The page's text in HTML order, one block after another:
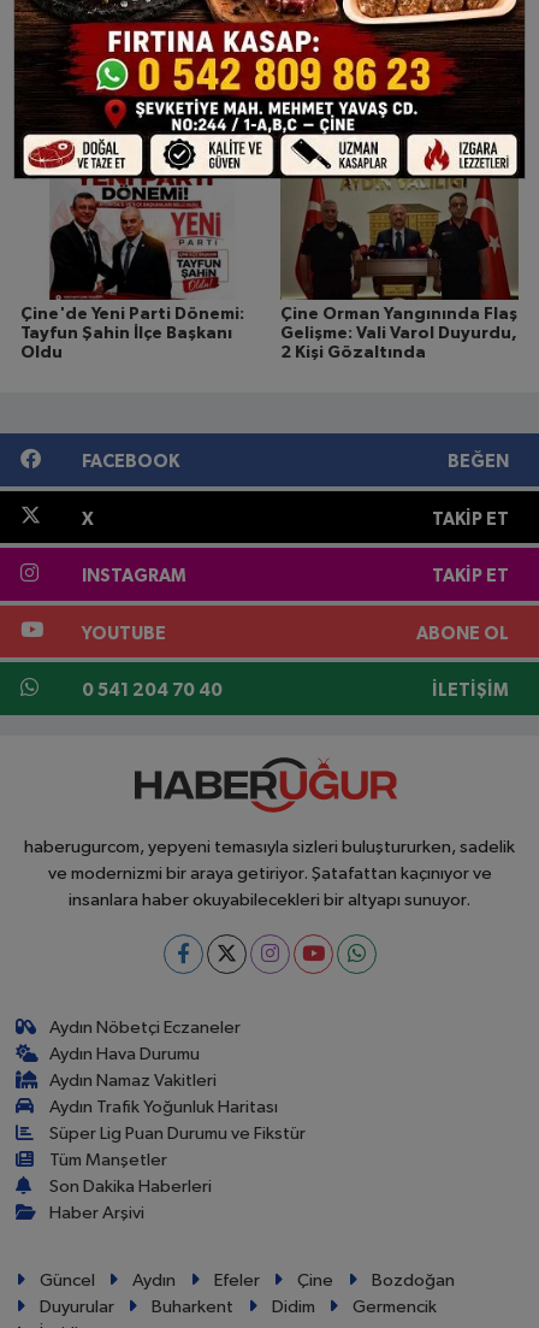
Dutluoluk'un Acil Su Tankeri
İhtiyacı Karşılandı
Çine Meclisi’nde Yeni
Dönem: CHP Sadece 1 Meclis
Üyesiyle Temsil Edildi
Çine'de Yeni Parti Dönemi:
Tayfun Şahin İlçe Başkanı
Oldu
Çine Orman Yangınında Flaş
Gelişme: Vali Varol Duyurdu,
2 Kişi Gözaltında
FACEBOOK BEĞEN
X TAKIP ET
INSTAGRAM TAKIP ET
YOUTUBE ABONE OL
0 541 204 70 40 İLETIŞIM
haberugurcom, yepyeni temasıyla sizleri buluştururken, sadelik
ve modernizmi bir araya getiriyor. Şatafattan kaçınıyor ve
insanlara haber okuyabilecekleri bir altyapı sunuyor.
Aydın Nöbetçi Eczaneler
Aydın Hava Durumu
Aydın Namaz Vakitleri
Aydın Trafik Yoğunluk Haritası
Süper Lig Puan Durumu ve Fikstür
Tüm Manşetler
Son Dakika Haberleri
Haber Arşivi
Güncel Aydın Efeler Çine
Bozdoğan
Duyurular
Buharkent Didim
Germencik